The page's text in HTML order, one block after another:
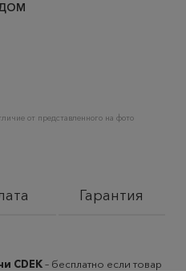
ДОМ
от представленного на фото
Гарантия
CDEK– бесплатно если товар